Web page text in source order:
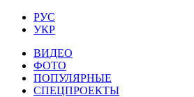
РУС
УКР
ВИДЕО
ФОТО
ПОПУЛЯРНЫЕ
СПЕЦПРОЕКТЫ